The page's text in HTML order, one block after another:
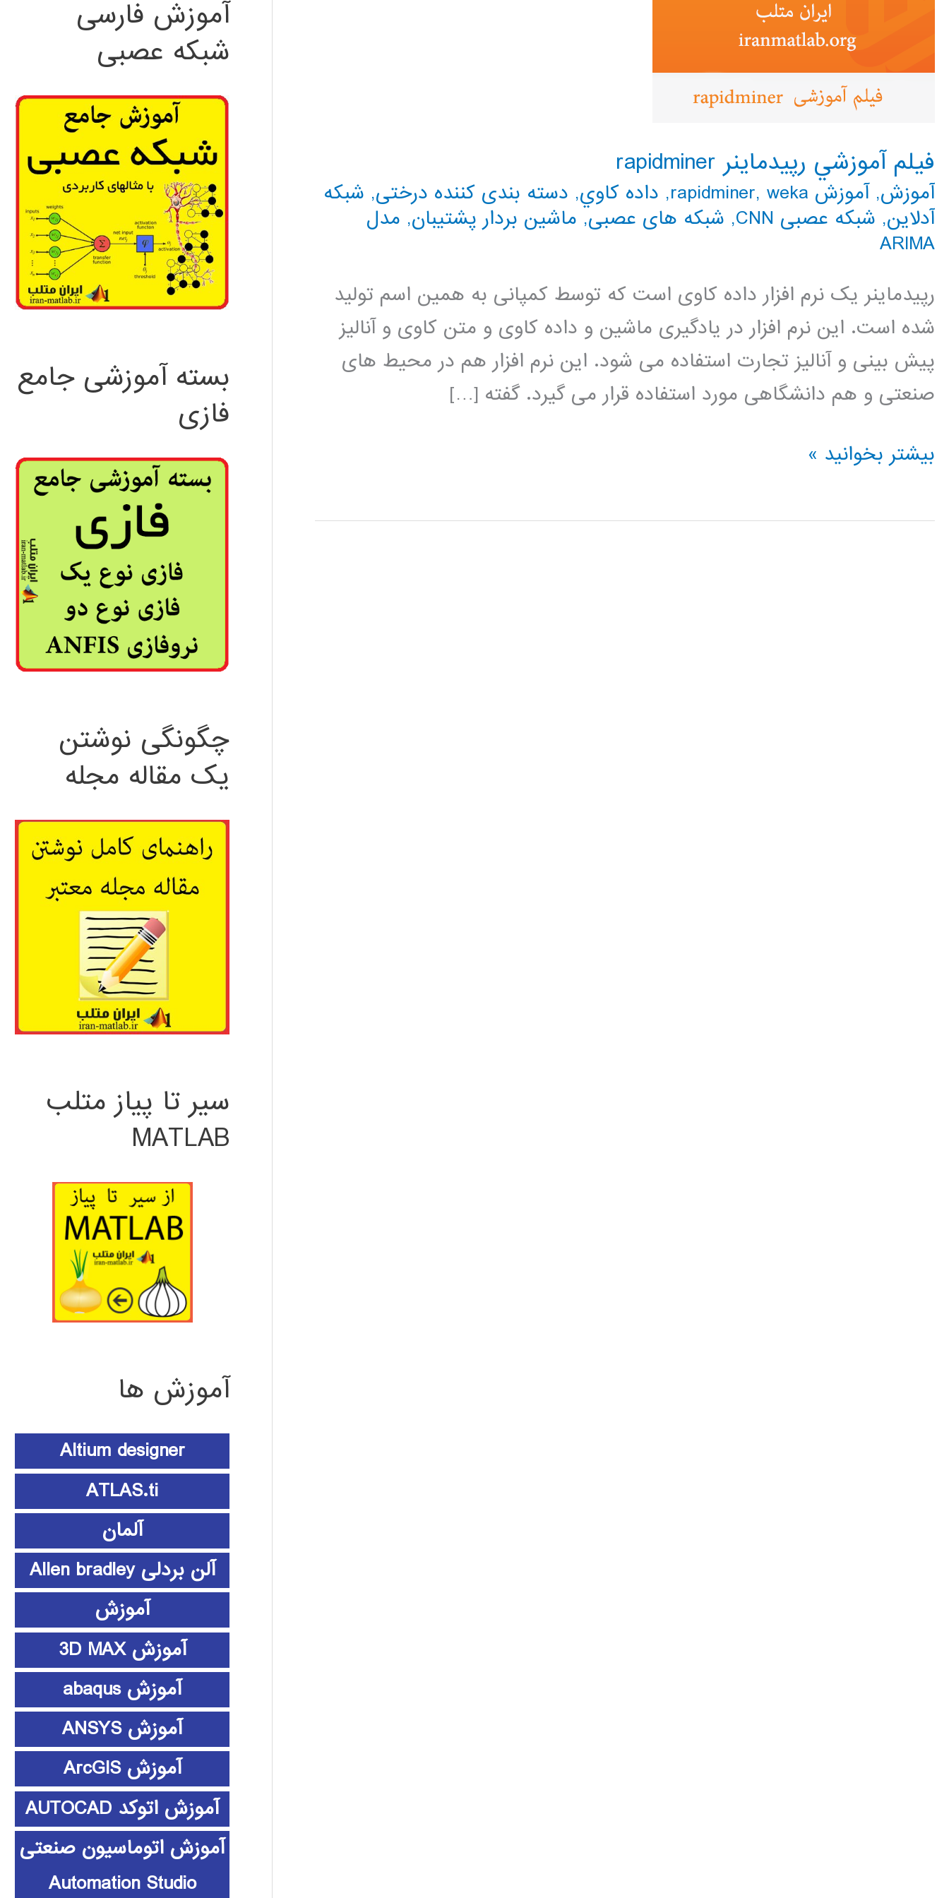
فيلم آموزشي رپيدماينر rapidminer
آموزش,آموزش rapidminer , weka
, داده كاوي, دسته بندی کننده درختی, شبکه
آدلاین, شبکه عصبی CNN , شبکه های عصبی, ماشین بردار پشتیبان, مدل
ARIMA
رپیدماینر یک نرم افزار داده کاوی است که توسط کمپانی به همین اسم تولید
شده است. این نرم افزار در یادگیری ماشین و داده کاوی و متن کاوی و آنالیز
پیش بینی و آنالیز تجارت استفاده می شود. این نرم افزار هم در محیط های
صنعتی و هم دانشگاهی مورد استفاده قرار می گیرد. گفته […]
فيلم
رپيدماينر
بیشتر بخوانید »
آموزش فارسی
شبکه عصبی
بسته آموزشی جامع
فازی
چگونگی نوشتن
یک مقاله مجله
سیر تا پیاز متلب
MATLAB
آموزش ها
Altium designer
ATLAS.ti
آلمان
آلن بردلی Allen bradley
آموزش
آموزش 3D MAX
آموزش abaqus
آموزش ANSYS
آموزش ArcGIS
آموزش اتوکد AUTOCAD
آموزش اتوماسیون صنعتی
Automation Studio